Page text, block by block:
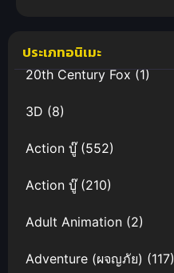
ประเภทอนิเมะ
20th Century Fox(1)
3D (8)
Action บู๊(552)
Action บู๊(210)
Adult Animation (2)
Adventure (ผจญภัย) (117)